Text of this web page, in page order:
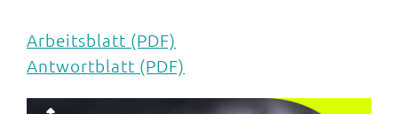
Arbeitsblatt (PDF)
Antwortblatt (PDF)